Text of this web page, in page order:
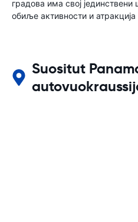
градова има свој
обиље активности и
Suositut